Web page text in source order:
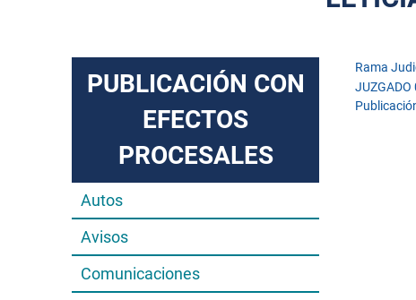
PUBLICACIÓN CON
EFECTOS
PROCESALES
Autos
Avisos
Comunicaciones
Rama
JUZGADO